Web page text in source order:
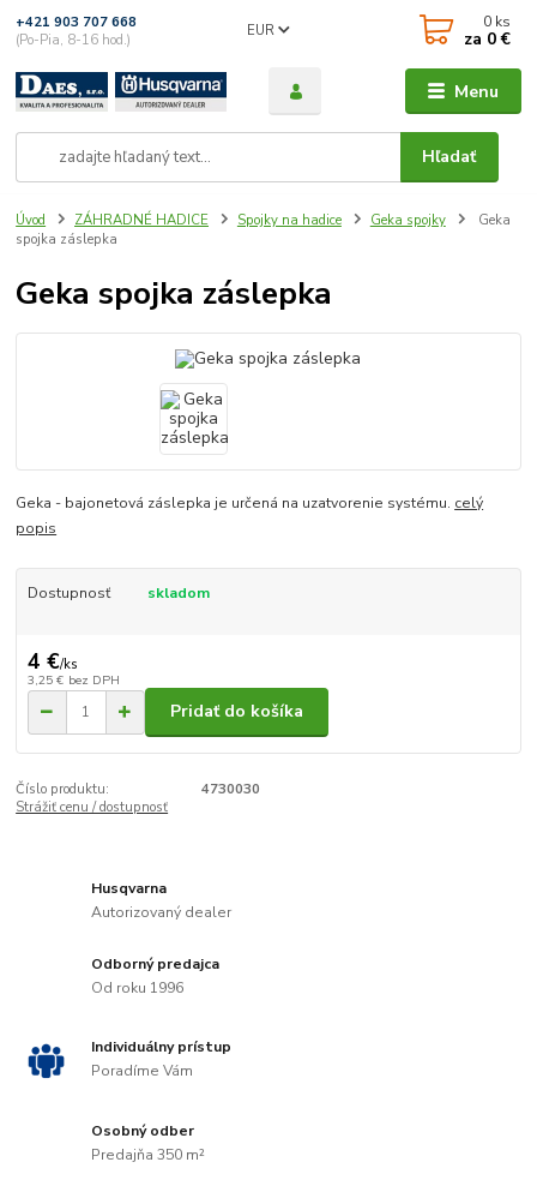
Menu
EUR
Hľadať
+421 903 707 668
(Po-Pia, 8-16 hod.)
0 ks
za 0 €
Úvod ZÁHRADNÉ HADICE Spojky na hadice Geka spojky
Geka
spojka záslepka
Geka spojka záslepka
Geka - bajonetová záslepka je určená na uzatvorenie systému. celý
popis
Dostupnosť skladom
4 €/ks
3,25 € bez DPH
Pridať do košíka
Číslo produktu:
4730030
Strážiť cenu / dostupnosť
Husqvarna
Autorizovaný dealer
Odborný predajca
Od roku 1996
Individuálny prístup
Poradíme Vám
Osobný odber
Predajňa 350 m²